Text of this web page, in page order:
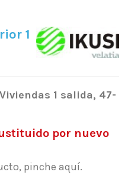
1
1 salida, 47-
por nuevo
pinche aquí.